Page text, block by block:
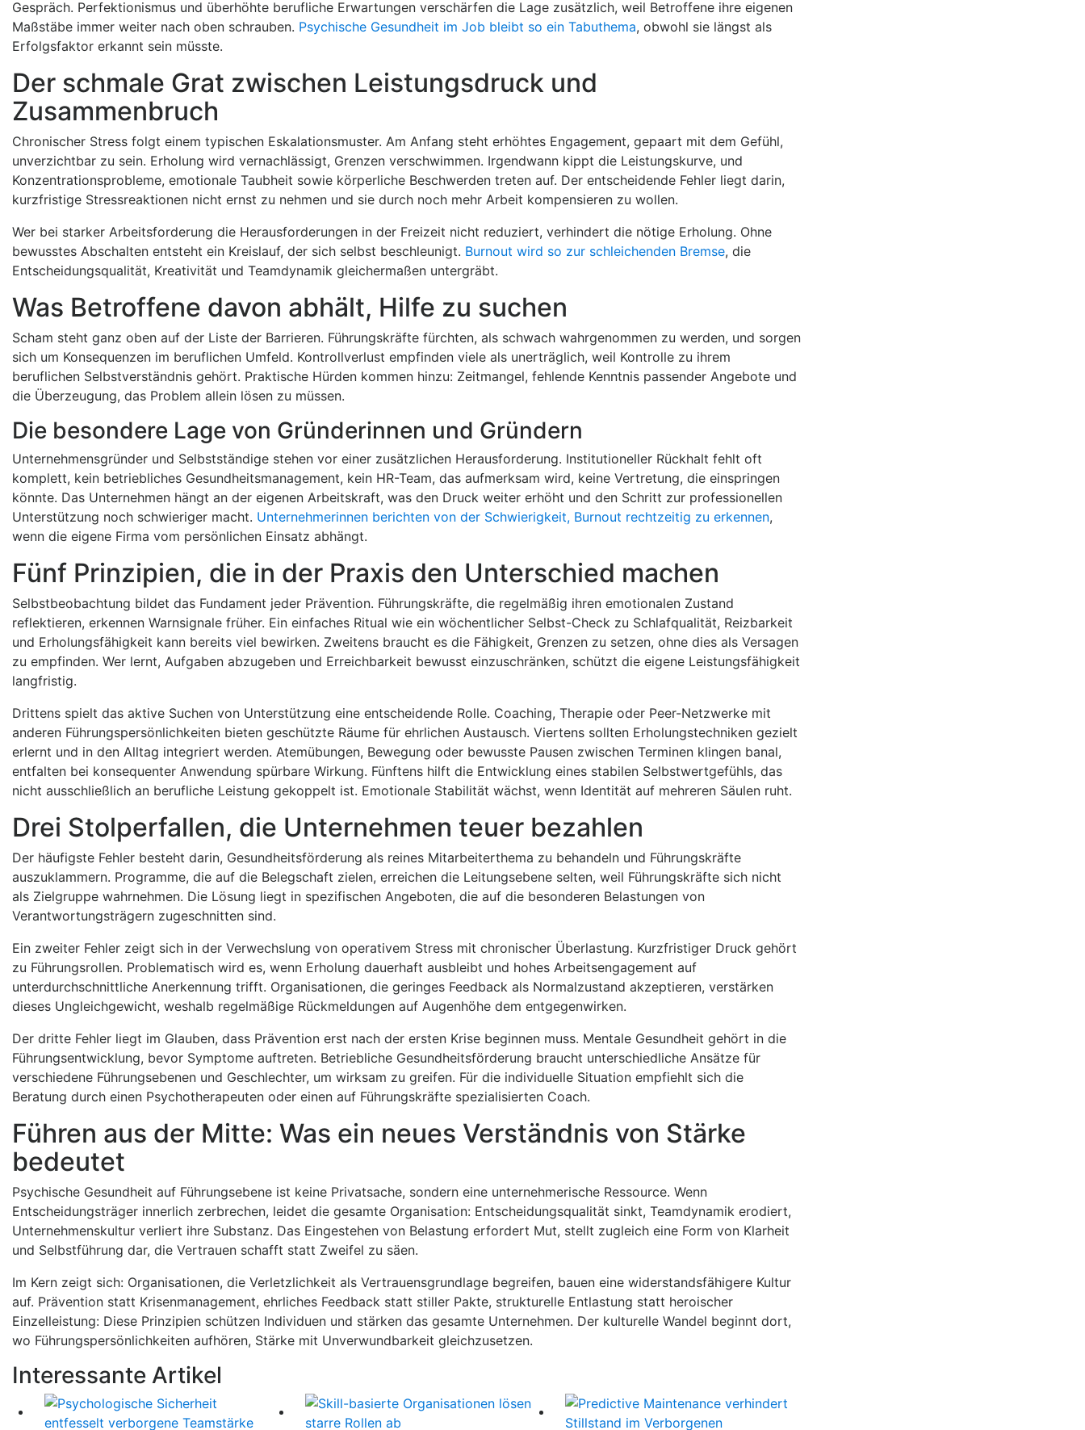
Gespräch. Perfektionismus und überhöhte berufliche Erwartungen verschärfen die Lage zusätzlich, weil Betroffene ihre eigenen
Maßstäbe immer weiter nach oben schrauben. Psychische Gesundheit im Job bleibt so ein Tabuthema, obwohl sie längst als
Erfolgsfaktor erkannt sein müsste.
Der schmale Grat zwischen Leistungsdruck und
Zusammenbruch
Chronischer Stress folgt einem typischen Eskalationsmuster. Am Anfang steht erhöhtes Engagement, gepaart mit dem Gefühl,
unverzichtbar zu sein. Erholung wird vernachlässigt, Grenzen verschwimmen. Irgendwann kippt die Leistungskurve, und
Konzentrationsprobleme, emotionale Taubheit sowie körperliche Beschwerden treten auf. Der entscheidende Fehler liegt darin,
kurzfristige Stressreaktionen nicht ernst zu nehmen und sie durch noch mehr Arbeit kompensieren zu wollen.
Wer bei starker Arbeitsforderung die Herausforderungen in der Freizeit nicht reduziert, verhindert die nötige Erholung. Ohne
bewusstes Abschalten entsteht ein Kreislauf, der sich selbst beschleunigt. Burnout wird so zur schleichenden Bremse, die
Entscheidungsqualität, Kreativität und Teamdynamik gleichermaßen untergräbt.
Was Betroffene davon abhält, Hilfe zu suchen
Scham steht ganz oben auf der Liste der Barrieren. Führungskräfte fürchten, als schwach wahrgenommen zu werden, und sorgen
sich um Konsequenzen im beruflichen Umfeld. Kontrollverlust empfinden viele als unerträglich, weil Kontrolle zu ihrem
beruflichen Selbstverständnis gehört. Praktische Hürden kommen hinzu: Zeitmangel, fehlende Kenntnis passender Angebote und
die Überzeugung, das Problem allein lösen zu müssen.
Die besondere Lage von Gründerinnen und Gründern
Unternehmensgründer und Selbstständige stehen vor einer zusätzlichen Herausforderung. Institutioneller Rückhalt fehlt oft
komplett, kein betriebliches Gesundheitsmanagement, kein HR-Team, das aufmerksam wird, keine Vertretung, die einspringen
könnte. Das Unternehmen hängt an der eigenen Arbeitskraft, was den Druck weiter erhöht und den Schritt zur professionellen
Unterstützung noch schwieriger macht. Unternehmerinnen berichten von der Schwierigkeit, Burnout rechtzeitig zu erkennen,
wenn die eigene Firma vom persönlichen Einsatz abhängt.
Fünf Prinzipien, die in der Praxis den Unterschied machen
Selbstbeobachtung bildet das Fundament jeder Prävention. Führungskräfte, die regelmäßig ihren emotionalen Zustand
reflektieren, erkennen Warnsignale früher. Ein einfaches Ritual wie ein wöchentlicher Selbst-Check zu Schlafqualität, Reizbarkeit
und Erholungsfähigkeit kann bereits viel bewirken. Zweitens braucht es die Fähigkeit, Grenzen zu setzen, ohne dies als Versagen
zu empfinden. Wer lernt, Aufgaben abzugeben und Erreichbarkeit bewusst einzuschränken, schützt die eigene Leistungsfähigkeit
langfristig.
Drittens spielt das aktive Suchen von Unterstützung eine entscheidende Rolle. Coaching, Therapie oder Peer-Netzwerke mit
anderen Führungspersönlichkeiten bieten geschützte Räume für ehrlichen Austausch. Viertens sollten Erholungstechniken gezielt
erlernt und in den Alltag integriert werden. Atemübungen, Bewegung oder bewusste Pausen zwischen Terminen klingen banal,
entfalten bei konsequenter Anwendung spürbare Wirkung. Fünftens hilft die Entwicklung eines stabilen Selbstwertgefühls, das
nicht ausschließlich an berufliche Leistung gekoppelt ist. Emotionale Stabilität wächst, wenn Identität auf mehreren Säulen ruht.
Drei Stolperfallen, die Unternehmen teuer bezahlen
Der häufigste Fehler besteht darin, Gesundheitsförderung als reines Mitarbeiterthema zu behandeln und Führungskräfte
auszuklammern. Programme, die auf die Belegschaft zielen, erreichen die Leitungsebene selten, weil Führungskräfte sich nicht
als Zielgruppe wahrnehmen. Die Lösung liegt in spezifischen Angeboten, die auf die besonderen Belastungen von
Verantwortungsträgern zugeschnitten sind.
Ein zweiter Fehler zeigt sich in der Verwechslung von operativem Stress mit chronischer Überlastung. Kurzfristiger Druck gehört
zu Führungsrollen. Problematisch wird es, wenn Erholung dauerhaft ausbleibt und hohes Arbeitsengagement auf
unterdurchschnittliche Anerkennung trifft. Organisationen, die geringes Feedback als Normalzustand akzeptieren, verstärken
dieses Ungleichgewicht, weshalb regelmäßige Rückmeldungen auf Augenhöhe dem entgegenwirken.
Der dritte Fehler liegt im Glauben, dass Prävention erst nach der ersten Krise beginnen muss. Mentale Gesundheit gehört in die
Führungsentwicklung, bevor Symptome auftreten. Betriebliche Gesundheitsförderung braucht unterschiedliche Ansätze für
verschiedene Führungsebenen und Geschlechter, um wirksam zu greifen. Für die individuelle Situation empfiehlt sich die
Beratung durch einen Psychotherapeuten oder einen auf Führungskräfte spezialisierten Coach.
Führen aus der Mitte: Was ein neues Verständnis von Stärke
bedeutet
Psychische Gesundheit auf Führungsebene ist keine Privatsache, sondern eine unternehmerische Ressource. Wenn
Entscheidungsträger innerlich zerbrechen, leidet die gesamte Organisation: Entscheidungsqualität sinkt, Teamdynamik erodiert,
Unternehmenskultur verliert ihre Substanz. Das Eingestehen von Belastung erfordert Mut, stellt zugleich eine Form von Klarheit
und Selbstführung dar, die Vertrauen schafft statt Zweifel zu säen.
Im Kern zeigt sich: Organisationen, die Verletzlichkeit als Vertrauensgrundlage begreifen, bauen eine widerstandsfähigere Kultur
auf. Prävention statt Krisenmanagement, ehrliches Feedback statt stiller Pakte, strukturelle Entlastung statt heroischer
Einzelleistung: Diese Prinzipien schützen Individuen und stärken das gesamte Unternehmen. Der kulturelle Wandel beginnt dort,
wo Führungspersönlichkeiten aufhören, Stärke mit Unverwundbarkeit gleichzusetzen.
Interessante Artikel